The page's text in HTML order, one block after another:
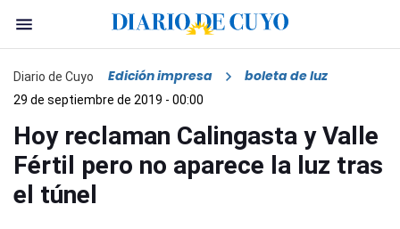
Diario de Cuyo Edición impresa boleta de luz
29 de septiembre de 2019 - 00:00
Hoy reclaman Calingasta y Valle
Fértil pero no aparece la luz tras
el túnel